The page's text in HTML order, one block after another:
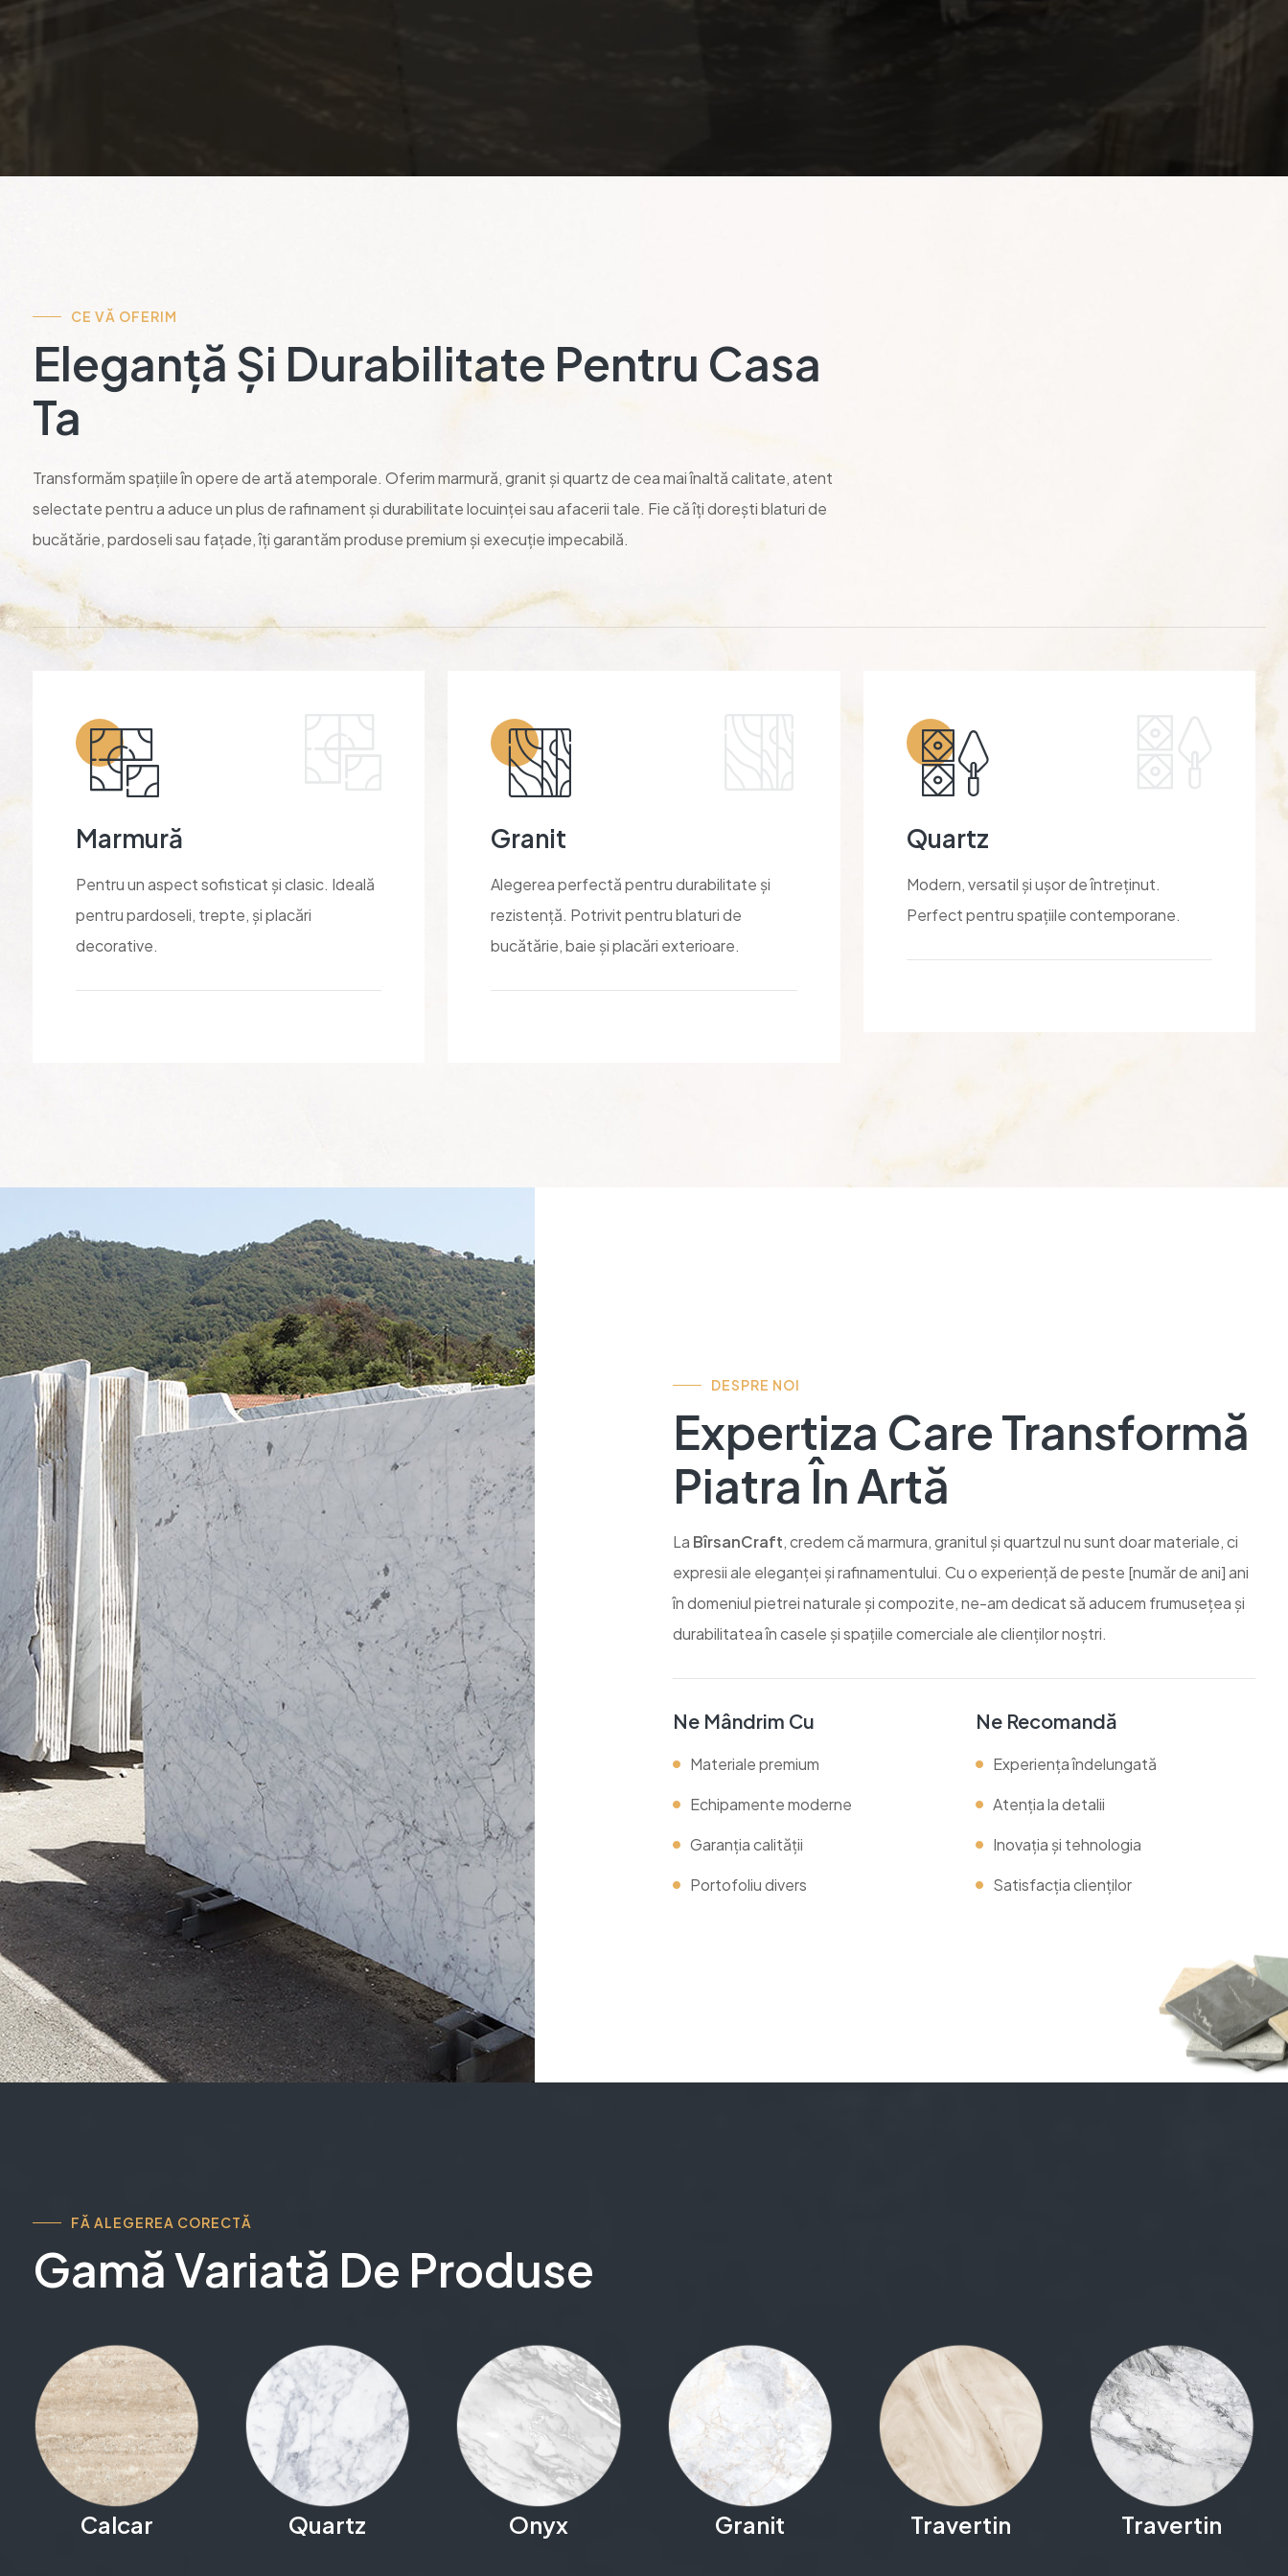
CE VĂ OFERIM
Eleganță Și Durabilitate Pentru Casa
Ta
Transformăm spațiile în opere de artă atemporale. Oferim marmură, granit și quartz de cea mai înaltă calitate, atent
selectate pentru a aduce un plus de rafinament și durabilitate locuinței sau afacerii tale. Fie că îți dorești blaturi de
bucătărie, pardoseli sau fațade, îți garantăm produse premium și execuție impecabilă.
Marmură
Pentru un aspect sofisticat și clasic. Ideală
pentru pardoseli, trepte, și placări
decorative.
Granit
Alegerea perfectă pentru durabilitate și
rezistență. Potrivit pentru blaturi de
bucătărie, baie și placări exterioare.
Quartz
Modern, versatil și ușor de întreținut.
Perfect pentru spațiile contemporane.
DESPRE NOI
Expertiza Care Transformă
Piatra În Artă
La BîrsanCraft, credem că marmura, granitul și quartzul nu sunt doar materiale, ci
expresii ale eleganței și rafinamentului. Cu o experiență de peste [număr de ani] ani
în domeniul pietrei naturale și compozite, ne-am dedicat să aducem frumusețea și
durabilitatea în casele și spațiile comerciale ale clienților noștri.
Ne Mândrim Cu
Materiale premium
Echipamente moderne
Garanția calității
Portofoliu divers
Ne Recomandă
Experiența îndelungată
Atenția la detalii
Inovația și tehnologia
Satisfacția clienților
FĂ ALEGEREA CORECTĂ
Gamă Variată De Produse
Calcar Quartz Onyx Granit Travertin Travertin